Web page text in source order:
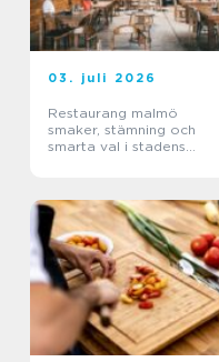
03. juli 2026
Restaurang malmö
smaker, stämning och
smarta val i stadens